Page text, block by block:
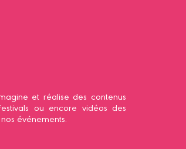
et réalise des contenus
ou encore vidéos des
événements.